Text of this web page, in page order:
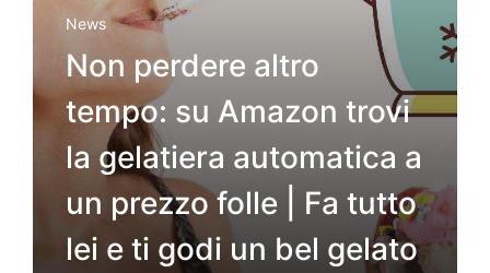
News
Non perdere altro
tempo: su Amazon trovi
la gelatiera automatica a
un prezzo folle | Fa tutto
lei e ti godi un bel gelato